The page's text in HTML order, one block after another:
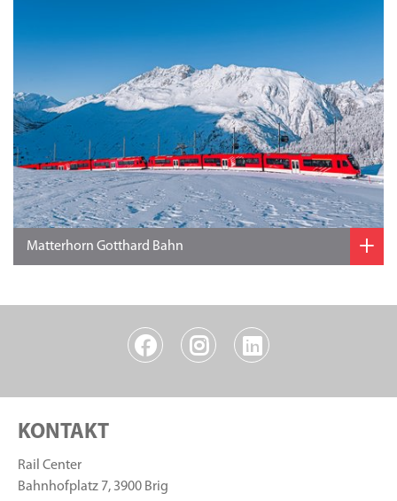
Matterhorn Gotthard Bahn +
KONTAKT
Rail Center
Bahnhofplatz 7, 3900 Brig